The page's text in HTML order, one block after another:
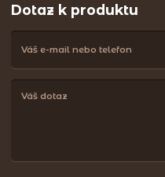
Dotaz k produktu